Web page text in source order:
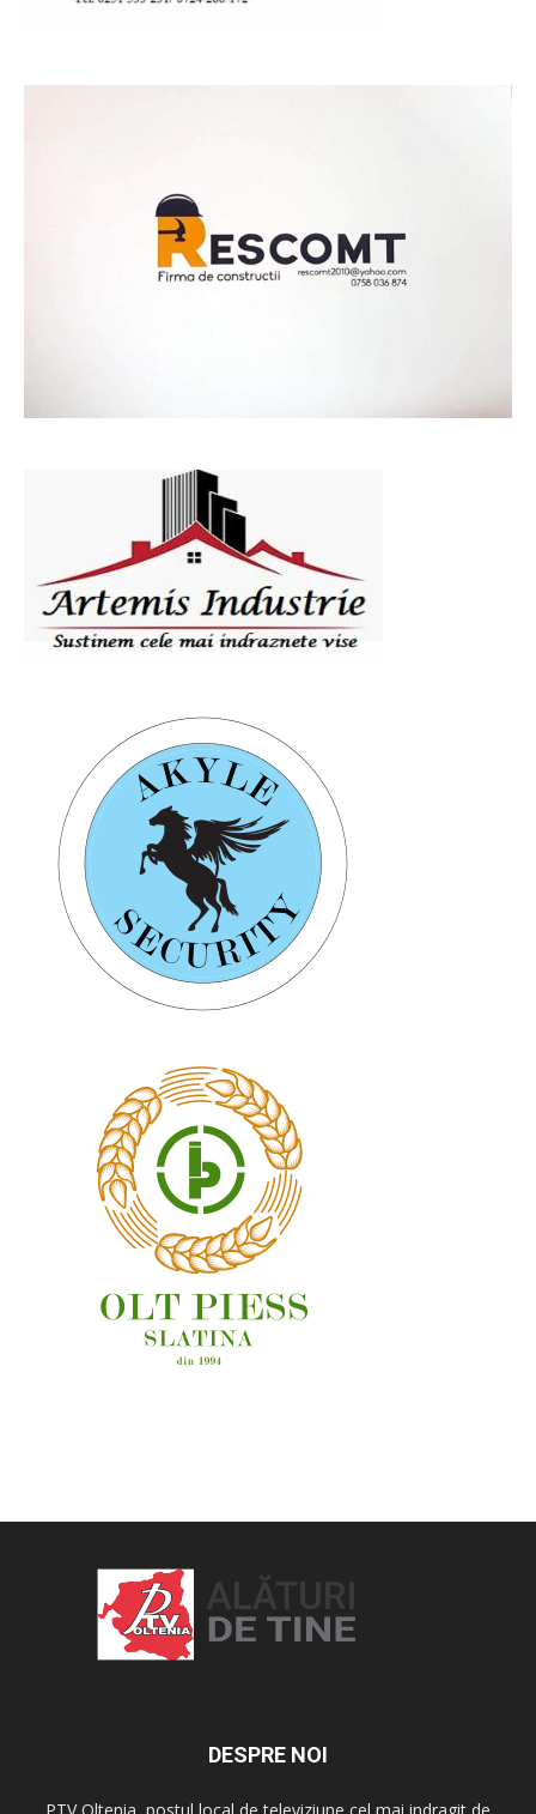
DESPRE NOI
PTV Oltenia, postul local de televiziune cel mai indragit de